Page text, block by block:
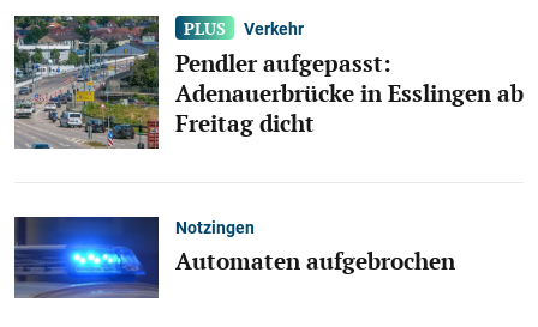
Verkehr
Pendler aufgepasst:
Adenauerbrücke in Esslingen ab
Freitag dicht
Notzingen
Automaten aufgebrochen